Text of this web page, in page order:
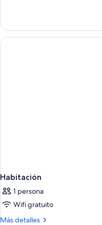
Return
Transfers
Beach
Pool
Suite
May-
Oct'25
Habitación
1 persona
Wifi gratuito
Más detalles
Más